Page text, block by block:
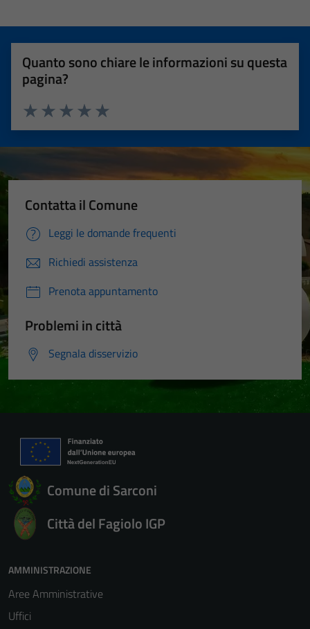
Quanto sono chiare le informazioni su questa
pagina?
Valuta 5 stelle su 5
Valuta 4 stelle su 5
Valuta 3 stelle su 5
Valuta 2 stelle su 5
Valuta 1 stelle su 5
Contatta il Comune
Leggi le domande frequenti
Richiedi assistenza
Prenota appuntamento
Problemi in città
Segnala disservizio
Comune di Sarconi
Città del Fagiolo IGP
AMMINISTRAZIONE
Aree Amministrative
Uffici